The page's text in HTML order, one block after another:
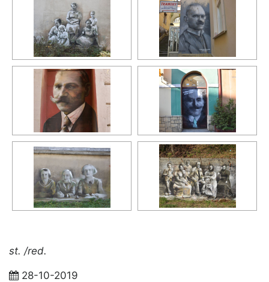
st. /red.
28-10-2019